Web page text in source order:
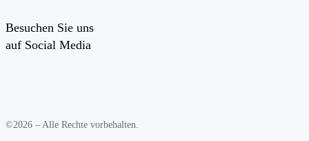
Besuchen Sie uns
auf Social Media
©2026 – Alle Rechte vorbehalten.